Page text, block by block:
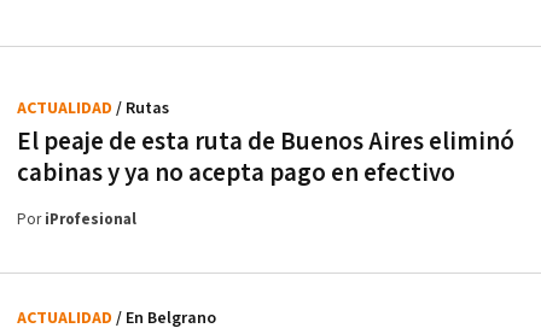
El peaje de esta ruta de Buenos Aires eliminó
cabinas y ya no acepta pago en efectivo
ACTUALIDAD / Rutas
PoriProfesional
ACTUALIDAD / En Belgrano